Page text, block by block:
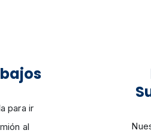
para ir
al